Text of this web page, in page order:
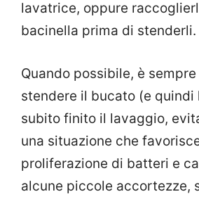
lavatrice, oppure
bacinella prima di stenderli.
Quando possibile, è
stendere il bucato (e quindi
subito finito il lavaggio,
una situazione che
proliferazione di batteri e
alcune piccole accortezze,